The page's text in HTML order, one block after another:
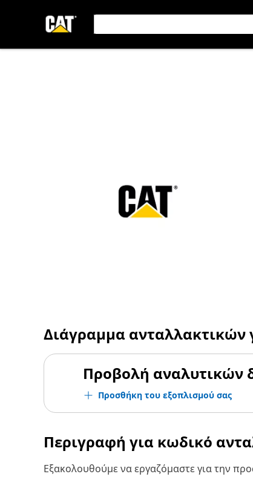
Διάγραμμα ανταλλακτικών
Προβολή αναλυτικών
Προσθήκη του εξοπλισμού σας
Περιγραφή για κωδικό
Εξακολουθούμε να εργαζόμαστε για την